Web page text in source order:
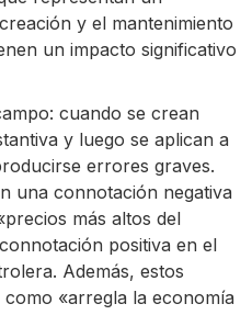
y el mantenimiento
un impacto significativo
cuando se crean
y luego se aplican a
errores graves.
una connotación negativa
más altos del
positiva en el
Además, estos
«arregla la economía